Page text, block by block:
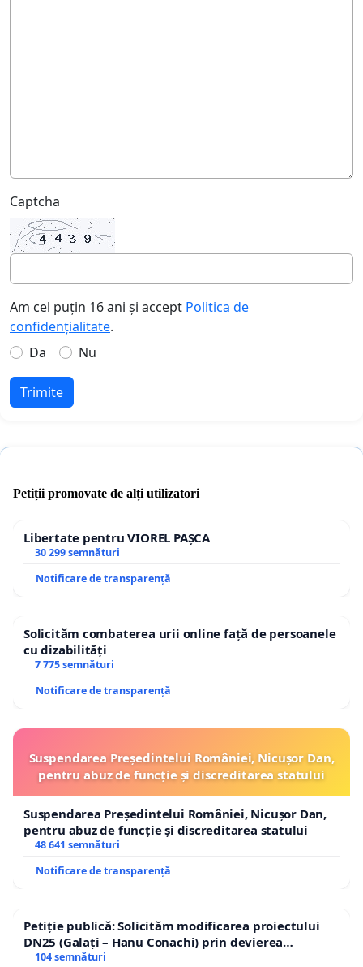
Captcha
Am cel puțin 16 ani și accept Politica de
confidențialitate.
Da
Nu
Trimite
Petiții promovate de alți utilizatori
Libertate pentru VIOREL PAȘCA
30 299 semnături
Notificare de transparență
Solicităm combaterea urii online față de persoanele
cu dizabilități
7 775 semnături
Notificare de transparență
Suspendarea Președintelui României, Nicușor Dan,
pentru abuz de funcție și discreditarea statului
Suspendarea Președintelui României, Nicușor Dan,
pentru abuz de funcție și discreditarea statului
48 641 semnături
Notificare de transparență
Petiție publică: Solicităm modificarea proiectului
DN25 (Galați – Hanu Conachi) prin devierea
traseului în afara localităților!
104 semnături